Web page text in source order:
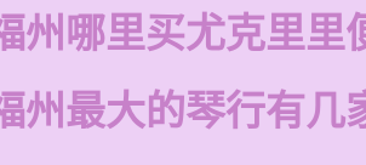
州哪里买尤克里里
州最大的琴行有几